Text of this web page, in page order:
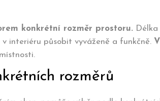
konkrétní rozměr prostoru.
interiéru působit vyváženě a funkčně.
rozměrů